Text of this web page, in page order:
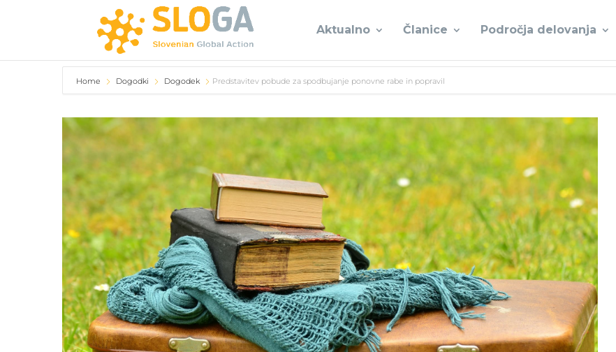
Aktualno Članice Področja delovanja
Home Dogodki Dogodek Predstavitev pobude za spodbujanje ponovne rabe in popravil